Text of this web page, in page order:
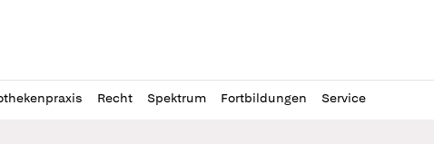
Recht Spektrum Fortbildungen Service